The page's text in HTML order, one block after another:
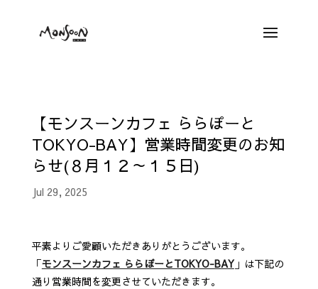
【モンスーンカフェ ららぽーと
TOKYO-BAY】営業時間変更のお知
らせ(８月１２～１５日)
Jul 29, 2025
平素よりご愛顧いただきありがとうございます。
「モンスーンカフェ ららぽーとTOKYO-BAY」は下記の
通り営業時間を変更させていただきます。